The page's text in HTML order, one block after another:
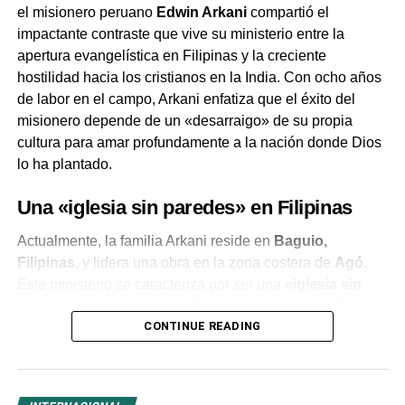
el misionero peruano Edwin Arkanicompartió el
impactante contraste que vive su ministerio entre la
apertura evangelística en Filipinas y la creciente
hostilidad hacia los cristianos en la India. Con ocho años
de labor en el campo, Arkani enfatiza que el éxito del
misionero depende de un «desarraigo» de su propia
cultura para amar profundamente a la nación donde Dios
lo ha plantado.
Una «iglesia sin paredes» en Filipinas
Actualmente, la familia Arkani reside en Baguio,
Filipinas , y lidera una obra en la zona costera de Agó
a la falta de recursos, el recinto solo cuenta con un techo
constantes de la región.
CONTINUE READING